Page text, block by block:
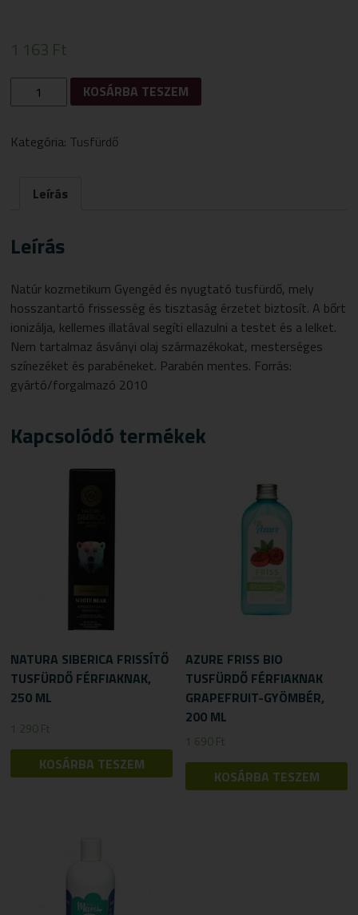
1 163 Ft
TUSFÜRDŐ
250ML
KOSÁRBA TESZEM
Kategória: Tusfürdő
Leírás
Leírás
Natúr kozmetikum Gyengéd és nyugtató tusfürdő, mely
hosszantartó frissesség és tisztaság érzetet biztosít. A bőrt
ionizálja, kellemes illatával segíti ellazulni a testet és a lelket.
Nem tartalmaz ásványi olaj származékokat, mesterséges
színezéket és parabéneket. Parabén mentes. Forrás:
gyártó/forgalmazó 2010
Kapcsolódó termékek
NATURA SIBERICA FRISSÍTŐ
TUSFÜRDŐ FÉRFIAKNAK,
250 ML
1 290Ft
KOSÁRBA TESZEM
AZURE FRISS BIO
TUSFÜRDŐ FÉRFIAKNAK
GRAPEFRUIT-GYÖMBÉR,
200 ML
1 690Ft
KOSÁRBA TESZEM